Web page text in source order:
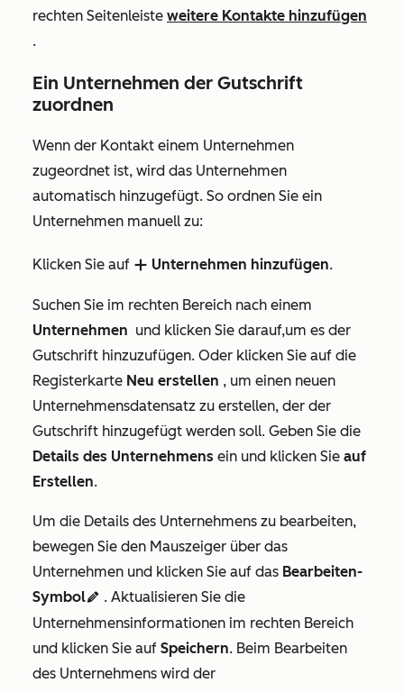
rechten Seitenleiste weitere Kontakte hinzufügen
.
Ein Unternehmen der Gutschrift
zuordnen
Wenn der Kontakt einem Unternehmen
zugeordnet ist, wird das Unternehmen
automatisch hinzugefügt. So ordnen Sie ein
Unternehmen manuell zu:
Klicken Sie auf add Unternehmen hinzufügen.
Suchen Sie im rechten Bereich nach einem
Unternehmen und klicken Sie darauf,um es der
Gutschrift hinzuzufügen. Oder klicken Sie auf die
Registerkarte Neu erstellen , um einen neuen
Unternehmensdatensatz zu erstellen, der der
Gutschrift hinzugefügt werden soll. Geben Sie die
Details des Unternehmens ein und klicken Sie auf
Erstellen.
Um die Details des Unternehmens zu bearbeiten,
bewegen Sie den Mauszeiger über das
Unternehmen und klicken Sie auf das Bearbeiten-
Symboledit . Aktualisieren Sie die
Unternehmensinformationen im rechten Bereich
und klicken Sie auf Speichern. Beim Bearbeiten
des Unternehmens wird der